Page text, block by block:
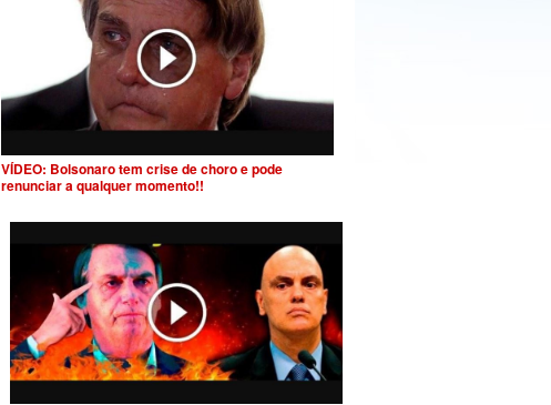
VÍDEO: Bolsonaro tem crise de choro e pode
renunciar a qualquer momento!!